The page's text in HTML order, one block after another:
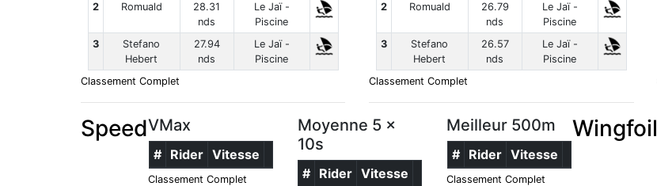
2
Romuald
28.31
nds
Le Jaï -
Piscine
3
Stefano
Hebert
27.94
nds
Le Jaï -
Piscine
Classement Complet
2
Romuald
26.79
nds
Le Jaï -
Piscine
3
Stefano
Hebert
26.57
nds
Le Jaï -
Piscine
Classement Complet
SpeedVMax
# Rider Vitesse
Classement Complet
Moyenne 5 x
10s
# Rider Vitesse
Meilleur 500m
# Rider Vitesse
Classement Complet
Wingfoil